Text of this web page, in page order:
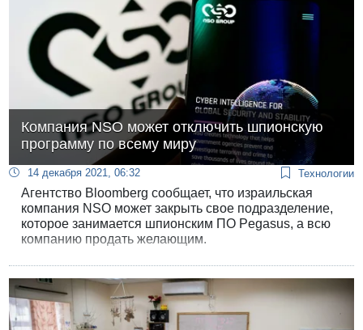
Компания NSO может отключить шпионскую
программу по всему миру
14 декабря 2021, 06:32 Технологии
Агентство Bloomberg сообщает, что израильская
компания NSO может закрыть свое подразделение,
которое занимается шпионским ПО Pegasus, а всю
компанию продать желающим.